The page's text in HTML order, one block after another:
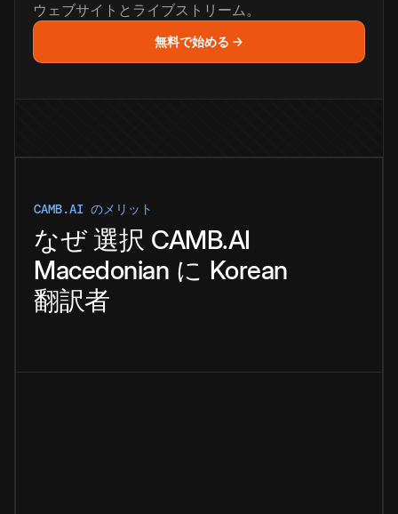
ウェブサイトとライブストリーム。
無料で始める →
CAMB.AI のメリット
なぜ 選択 CAMB.AI
Macedonian に Korean
翻訳者